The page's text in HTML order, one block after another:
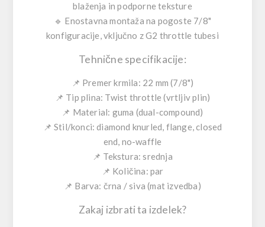
blaženja in podporne teksture
🔹 Enostavna montaža na pogoste 7/8"
konfiguracije, vključno z G2 throttle tubesi
Tehnične specifikacije:
📌 Premer krmila: 22 mm (7/8")
📌 Tip plina: Twist throttle (vrtljiv plin)
📌 Material: guma (dual-compound)
📌 Stil/konci: diamond knurled, flange, closed
end, no-waffle
📌 Tekstura: srednja
📌 Količina: par
📌 Barva: črna / siva (mat izvedba)
Zakaj izbrati ta izdelek?